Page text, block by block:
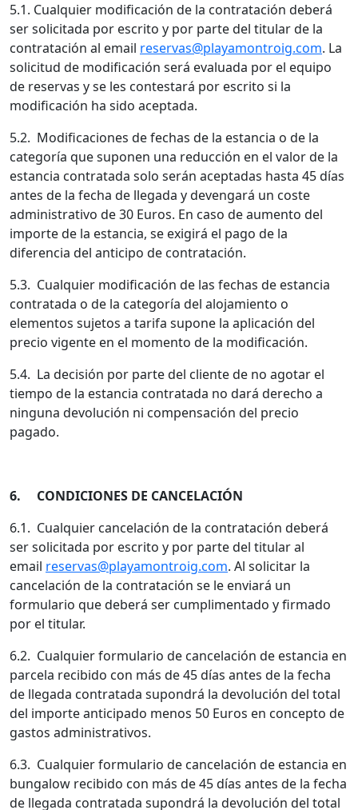
5.1. Cualquier modificación de la contratación deberá
ser solicitada por escrito y por parte del titular de la
contratación al email reservas@playamontroig.com. La
solicitud de modificación será evaluada por el equipo
de reservas y se les contestará por escrito si la
modificación ha sido aceptada.
5.2. Modificaciones de fechas de la estancia o de la
categoría que suponen una reducción en el valor de la
estancia contratada solo serán aceptadas hasta 45 días
antes de la fecha de llegada y devengará un coste
administrativo de 30 Euros. En caso de aumento del
importe de la estancia, se exigirá el pago de la
diferencia del anticipo de contratación.
5.3. Cualquier modificación de las fechas de estancia
contratada o de la categoría del alojamiento o
elementos sujetos a tarifa supone la aplicación del
precio vigente en el momento de la modificación.
5.4. La decisión por parte del cliente de no agotar el
tiempo de la estancia contratada no dará derecho a
ninguna devolución ni compensación del precio
pagado.
6. CONDICIONES DE CANCELACIÓN
6.1. Cualquier cancelación de la contratación deberá
ser solicitada por escrito y por parte del titular al
email reservas@playamontroig.com. Al solicitar la
cancelación de la contratación se le enviará un
formulario que deberá ser cumplimentado y firmado
por el titular.
6.2. Cualquier formulario de cancelación de estancia en
parcela recibido con más de 45 días antes de la fecha
de llegada contratada supondrá la devolución del total
del importe anticipado menos 50 Euros en concepto de
gastos administrativos.
6.3. Cualquier formulario de cancelación de estancia en
bungalow recibido con más de 45 días antes de la fecha
de llegada contratada supondrá la devolución del total